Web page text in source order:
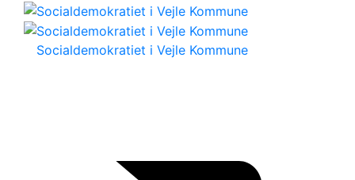
Socialdemokratiet i Vejle Kommune